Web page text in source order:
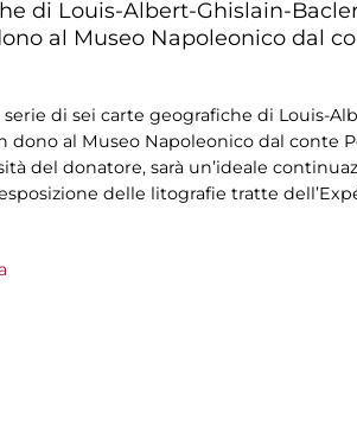
di Louis-Albert-Ghislain-
al Museo Napoleonico dal
di sei carte geografiche di Louis-
al Museo Napoleonico dal conte
del donatore, sarà un’ideale
delle litografie tratte